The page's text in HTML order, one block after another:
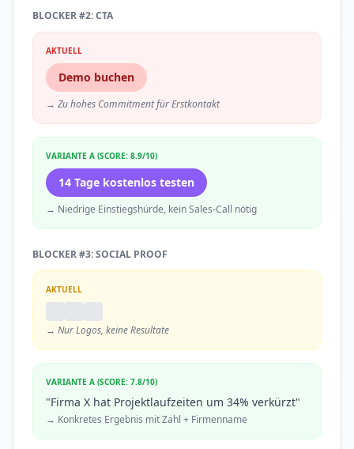
BLOCKER #2: CTA
AKTUELL
Demo buchen
→ Zu hohes Commitment für Erstkontakt
VARIANTE A (SCORE: 8.9/10)
14 Tage kostenlos testen
→ Niedrige Einstiegshürde, kein Sales-Call nötig
BLOCKER #3: SOCIAL PROOF
AKTUELL
→ Nur Logos, keine Resultate
VARIANTE A (SCORE: 7.8/10)
"Firma X hat Projektlaufzeiten um 34% verkürzt"
→ Konkretes Ergebnis mit Zahl + Firmenname